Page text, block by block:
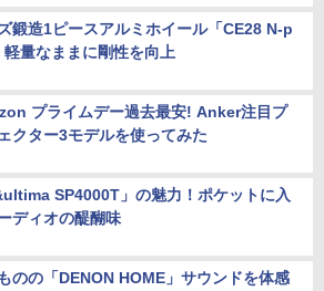
鍛造1ピースアルミホイール「CE28 N-p
量なままに剛性を向上
プライムデー過去最安! Anker注目プ
クター3モデルを使ってみた
SP4000T」の魅力！ポケットに入
ディオの醍醐味
のの「DENON HOME」サウンドを体感